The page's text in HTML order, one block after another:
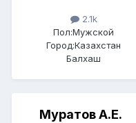
2.1k
Пол:Мужской
Город:Казахстан
Балхаш
Муратов А.Е.